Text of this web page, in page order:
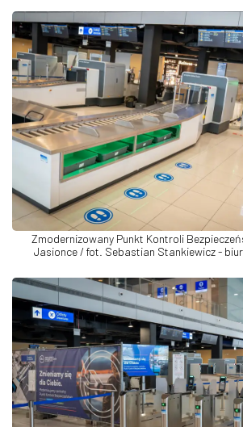
Zmodernizowany Punkt Kontroli
Jasionce / fot. Sebastian Stankiewicz -